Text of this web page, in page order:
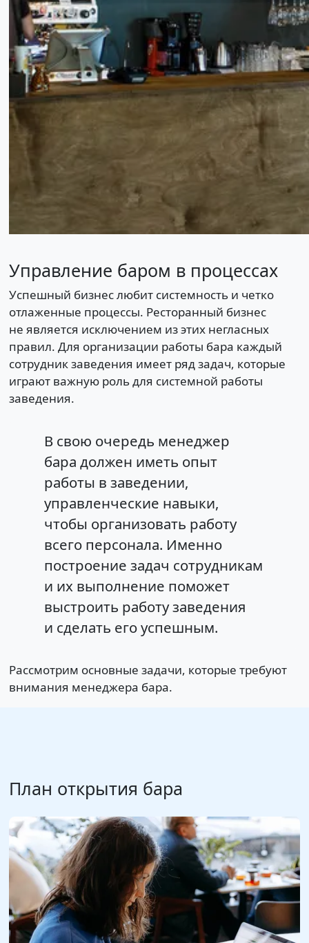
Управление баром в процессах
Успешный бизнес любит системность и четко
отлаженные процессы. Ресторанный бизнес
не является исключением из этих негласных
правил. Для организации работы бара каждый
сотрудник заведения имеет ряд задач, которые
играют важную роль для системной работы
заведения.
В свою очередь менеджер
бара должен иметь опыт
работы в заведении,
управленческие навыки,
чтобы организовать работу
всего персонала. Именно
построение задач сотрудникам
и их выполнение поможет
выстроить работу заведения
и сделать его успешным.
Рассмотрим основные задачи, которые требуют
внимания менеджера бара.
План открытия бара